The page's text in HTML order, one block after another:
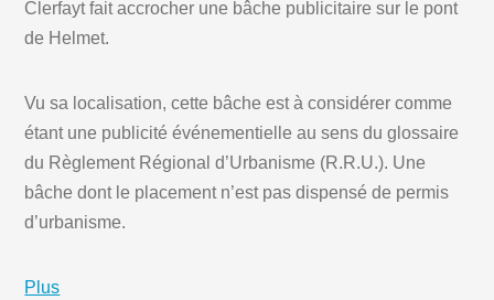
Clerfayt fait accrocher une bâche publicitaire sur le pont
de Helmet.
Vu sa localisation, cette bâche est à considérer comme
étant une publicité événementielle au sens du glossaire
du Règlement Régional d’Urbanisme (R.R.U.). Une
bâche dont le placement n’est pas dispensé de permis
d’urbanisme.
Plus